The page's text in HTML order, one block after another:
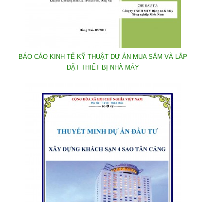
BÁO CÁO KINH TẾ KỸ THUẬT DỰ ÁN MUA SẮM VÀ LẮP
ĐẶT THIẾT BỊ NHÀ MÁY